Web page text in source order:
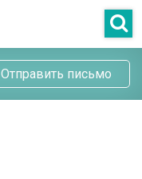
Отправить письмо